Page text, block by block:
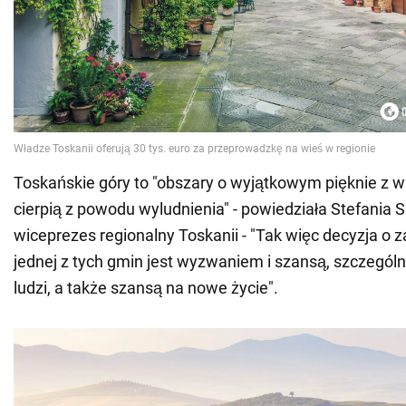
Toskańskie góry to "obszary o wyjątkowym pięknie z
cierpią z powodu wyludnienia" - powiedziała Stefania
wiceprezes regionalny Toskanii - "Tak więc decyzja o
jednej z tych gmin jest wyzwaniem i szansą,
ludzi, a także szansą na nowe życie".